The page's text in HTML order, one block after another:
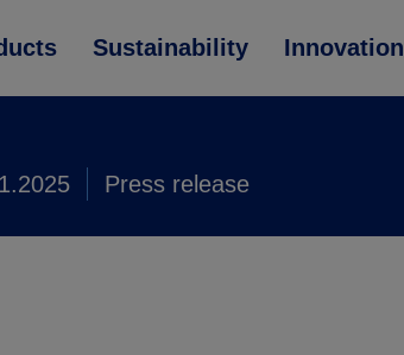
Sustainability Innovation
Press release